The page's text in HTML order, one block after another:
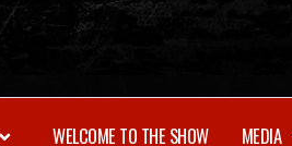
WELCOME TO THE SHOW MEDIA